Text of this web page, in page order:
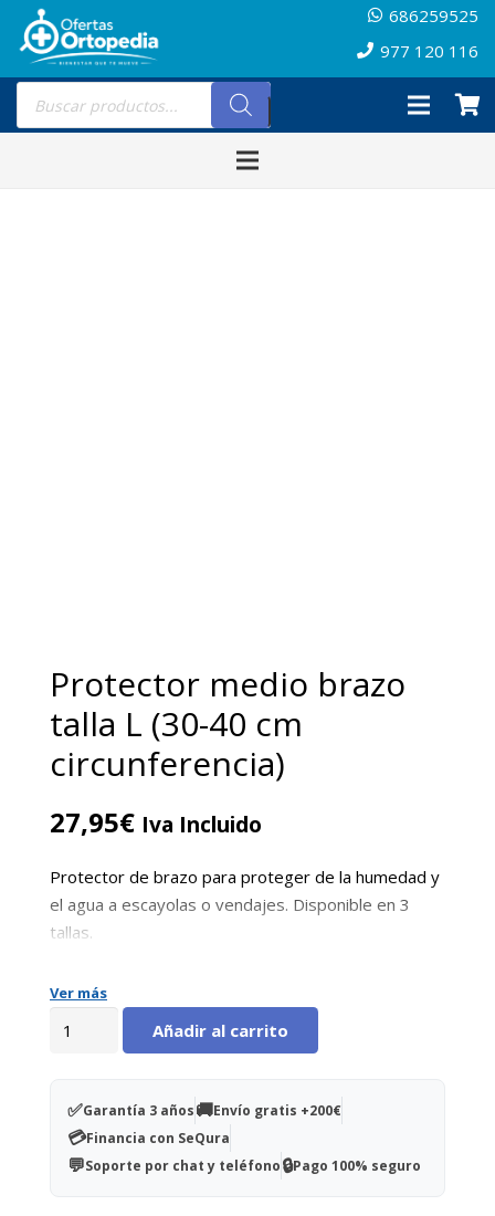
686259525
977 120 116
Búsqueda
productos
Protector medio brazo
talla L (30-40 cm
circunferencia)
27,95€ Iva Incluido
Protector de brazo para proteger de la humedad y
el agua a escayolas o vendajes. Disponible en 3
tallas.
Ver más
talla
(30-
Añadir al carrito
✅Garantía 3 años🚚Envío gratis +200€
💳Financia con SeQura
💬Soporte por chat y teléfono🔒Pago 100% seguro